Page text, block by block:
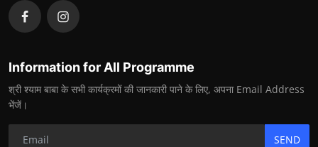
Information for All Programme
श्री श्याम बाबा के सभी कार्यक्रमों की जानकारी पाने के लिए, अपना Email Address
भेंजें।
SEND